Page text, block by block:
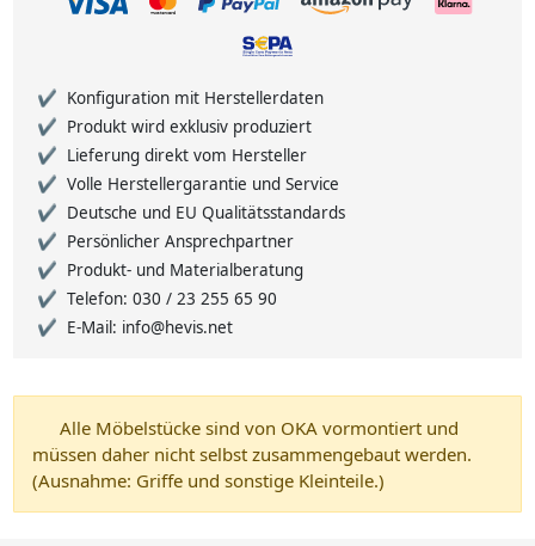
Konfiguration mit Herstellerdaten
Produkt wird exklusiv produziert
Lieferung direkt vom Hersteller
Volle Herstellergarantie und Service
Deutsche und EU Qualitätsstandards
Persönlicher Ansprechpartner
Produkt- und Materialberatung
Telefon: 030 / 23 255 65 90
E-Mail: info@hevis.net
Alle Möbelstücke sind von OKA vormontiert und
müssen daher nicht selbst zusammengebaut werden.
(Ausnahme: Griffe und sonstige Kleinteile.)